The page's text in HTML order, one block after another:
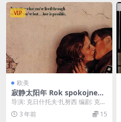
VIP
欧美
寂静太阳年 Rok spokojnego
słońca (1984)
导演: 克日什托夫·扎努西 编剧: 克日
什托夫·扎努西 主演: 斯科特·威尔
森 ...3 年前 15